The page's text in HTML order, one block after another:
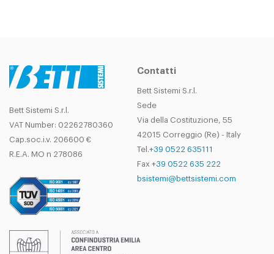
Bett Sistemi S.r.l.
VAT Number: 02262780360
Cap.soc.i.v. 206600 €
R.E.A. MO n 278086
Contatti
Bett Sistemi S.r.l.
Sede
Via della Costituzione, 55
42015 Correggio (Re) - Italy
Tel.+39 0522 635111
Fax +39 0522 635 222
bsistemi@bettsistemi.com